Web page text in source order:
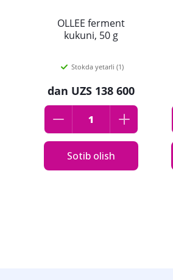
OLLEE ferment
kukuni, 50 g
Stokda yetarli (1)
dan UZS 138 600
Sotib olish